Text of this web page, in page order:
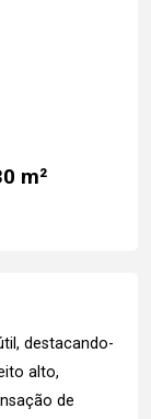
m²
destacando-
alto,
de